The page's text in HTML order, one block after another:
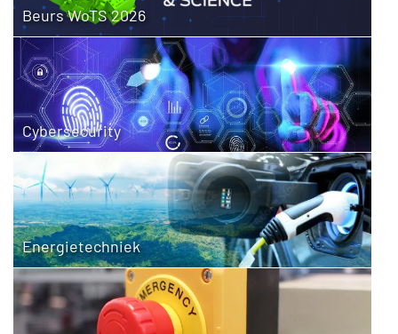
Beurs WoTS 2026
Cybersecurity
Energietechniek